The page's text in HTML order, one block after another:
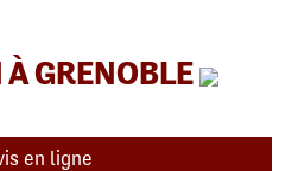
GRENOBLE
en ligne